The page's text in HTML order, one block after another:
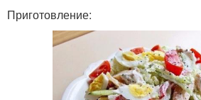
Приготовление: